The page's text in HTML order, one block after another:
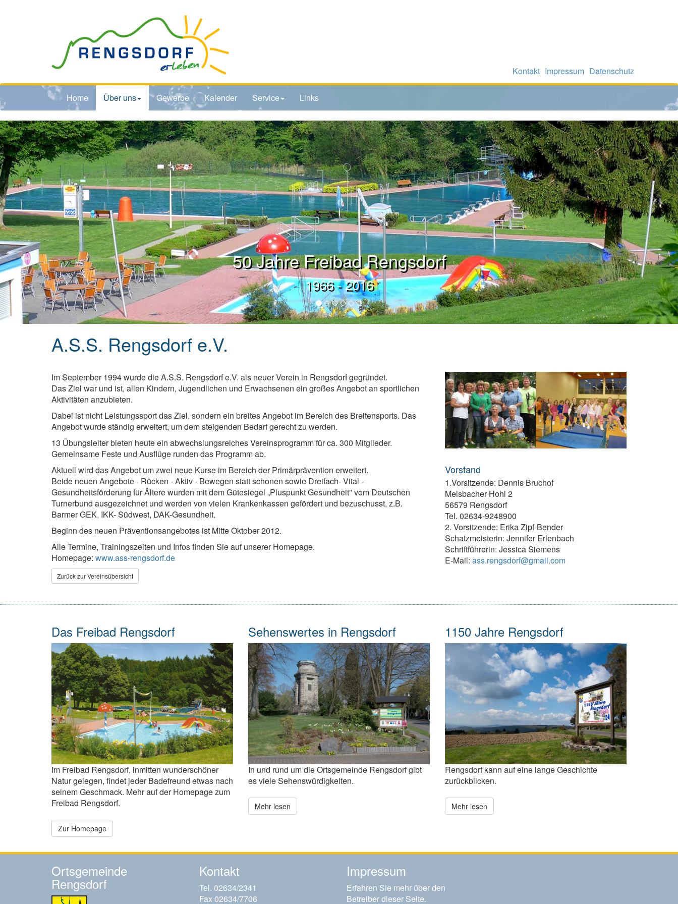
Kontakt Impressum Datenschutz
Home Über uns Gewerbe Kalender Service Links
50 Jahre Freibad Rengsdorf
1966 - 2016
A.S.S. Rengsdorf e.V.
Im September 1994 wurde die A.S.S. Rengsdorf e.V. als neuer Verein in Rengsdorf gegründet.
Das Ziel war und ist, allen Kindern, Jugendlichen und Erwachsenen ein großes Angebot an sportlichen
Aktivitäten anzubieten.
Dabei ist nicht Leistungssport das Ziel, sondern ein breites Angebot im Bereich des Breitensports. Das
Angebot wurde ständig erweitert, um dem steigenden Bedarf gerecht zu werden.
13 Übungsleiter bieten heute ein abwechslungsreiches Vereinsprogramm für ca. 300 Mitglieder.
Gemeinsame Feste und Ausflüge runden das Programm ab.
Aktuell wird das Angebot um zwei neue Kurse im Bereich der Primärprävention erweitert.
Beide neuen Angebote - Rücken - Aktiv - Bewegen statt schonen sowie Dreifach- Vital -
Gesundheitsförderung für Ältere wurden mit dem Gütesiegel „Pluspunkt Gesundheit" vom Deutschen
Turnerbund ausgezeichnet und werden von vielen Krankenkassen gefördert und bezuschusst, z.B.
Barmer GEK, IKK- Südwest, DAK-Gesundheit.
Beginn des neuen Präventionsangebotes ist Mitte Oktober 2012.
Alle Termine, Trainingszeiten und Infos finden Sie auf unserer Homepage.
Homepage: www.ass-rengsdorf.de
Zurück zur Vereinsübersicht
Vorstand
1.Vorsitzende: ­Dennis Bruchof
Melsbacher Hohl 2
56579 Rengsdorf
Tel. 02634-9248900
2. Vorsitzende: ­Erika Zipf-Bender
Schatzmeisterin: ­Jennifer Erlenbach
Schriftführerin: ­Jessica Siemens
E-Mail: ass.rengsdorf@gmail.com
Das Freibad Rengsdorf
Im Freibad Rengsdorf, inmitten wunderschöner
Natur gelegen, findet jeder Badefreund etwas nach
seinem Geschmack. Mehr auf der Homepage zum
Freibad Rengsdorf.
Zur Homepage
Sehenswertes in Rengsdorf
In und rund um die Ortsgemeinde Rengsdorf gibt
es viele Sehenswürdigkeiten.
Mehr lesen
1150 Jahre Rengsdorf
Rengsdorf kann auf eine lange Geschichte
zurückblicken.
Mehr lesen
Ortsgemeinde
Rengsdorf
Kontakt
Tel. 02634/2341
Fax 02634/7706
Impressum
Erfahren Sie mehr über den
Betreiber dieser Seite.